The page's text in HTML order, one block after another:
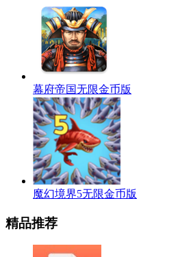
幕府帝国无限金币版
魔幻境界5无限金币版
精品推荐